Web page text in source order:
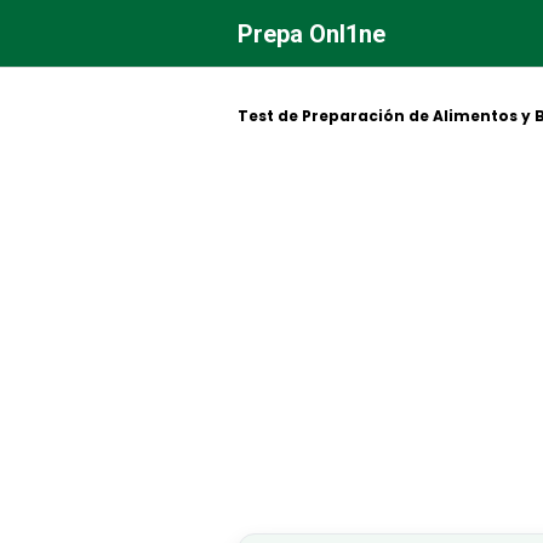
contenido
Prepa Onl1ne
Test de Preparación de Alimentos y